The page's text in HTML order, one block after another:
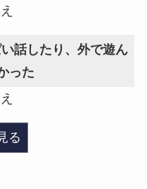
話したり、外で遊ん
った
る